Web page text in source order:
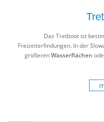
Das Tretboot ist
Freizeiterfindungen. In der
größerenWasserflächen